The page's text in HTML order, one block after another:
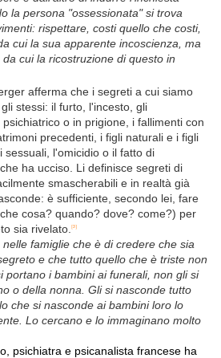
la persona "ossessionata" si trova
rispettare, costi quello che costi,
cui la sua apparente incoscienza, ma
cui la ricostruzione di questo in
afferma che i segreti a cui siamo
stessi: il furto, l'incesto, gli
o in prigione, i fallimenti con
precedenti, i figli naturali e i figli
sessuali, l'omicidio o il fatto di
ha ucciso. Li definisce segreti di
smascherabili e in realtà già
è sufficiente, secondo lei, fare
cosa? quando? dove? come?) per
sia rivelato.
[3]
famiglie che è di credere che sia
e che tutto quello che è triste non
portano i bambini ai funerali, non gli si
o della nonna. Gli si nasconde tutto
che si nasconde ai bambini loro lo
Lo cercano e lo immaginano molto
psichiatra e psicanalista francese ha